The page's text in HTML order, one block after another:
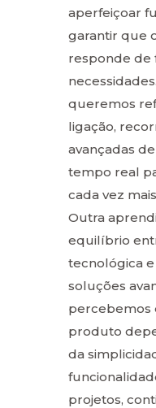
aperfeiçoar
garantir que
responde de
queremos
ligação,
avançadas
tempo real
cada vez
Outra
equilíbrio
tecnológica
soluções
percebemos
produto
da
projetos,